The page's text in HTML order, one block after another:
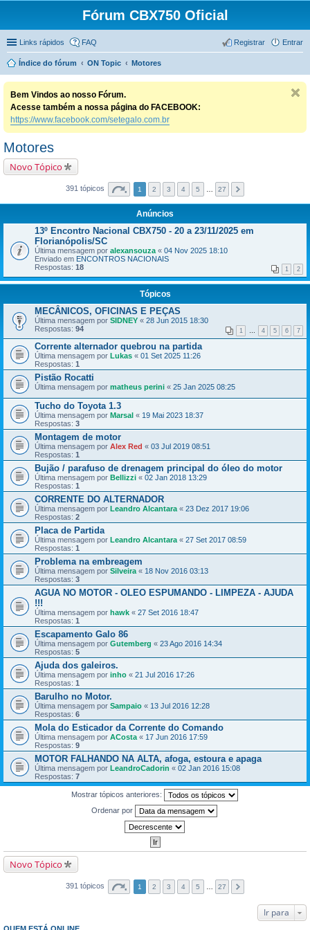
Fórum CBX750 Oficial
Links rápidos FAQ Entrar
Registrar
Índice do fórum ON Topic Motores
Bem Vindos ao nosso Fórum.
Acesse também a nossa página do FACEBOOK:
https://www.facebook.com/setegalo.com.br
Motores
Novo Tópico
391 tópicos 1 2 3 4 5 27
Anúncios
13º Encontro Nacional CBX750 - 20 a 23/11/2025 em
Florianópolis/SC
Última mensagem por alexansouza « 04 Nov 2025 18:10
Enviado em ENCONTROS NACIONAIS
Respostas: 18 1 2
Tópicos
MECÂNICOS, OFICINAS E PEÇAS
Última mensagem por SIDNEY « 28 Jun 2015 18:30
Respostas: 94 1 … 4 5 6 7
Corrente alternador quebrou na partida
Última mensagem por Lukas « 01 Set 2025 11:26
Respostas: 1
Pistão Rocatti
Última mensagem por matheus perini « 25 Jan 2025 08:25
Tucho do Toyota 1.3
Última mensagem por Marsal « 19 Mai 2023 18:37
Respostas: 3
Montagem de motor
Última mensagem por Alex Red « 03 Jul 2019 08:51
Respostas: 1
Bujão / parafuso de drenagem principal do óleo do motor
Última mensagem por Bellizzi « 02 Jan 2018 13:29
Respostas: 1
CORRENTE DO ALTERNADOR
Última mensagem por Leandro Alcantara « 23 Dez 2017 19:06
Respostas: 2
Placa de Partida
Última mensagem por Leandro Alcantara « 27 Set 2017 08:59
Respostas: 1
Problema na embreagem
Última mensagem por Silveira « 18 Nov 2016 03:13
Respostas: 3
AGUA NO MOTOR - OLEO ESPUMANDO - LIMPEZA - AJUDA
!!!
Última mensagem por hawk « 27 Set 2016 18:47
Respostas: 1
Escapamento Galo 86
Última mensagem por Gutemberg « 23 Ago 2016 14:34
Respostas: 5
Ajuda dos galeiros.
Última mensagem por inho « 21 Jul 2016 17:26
Respostas: 1
Barulho no Motor.
Última mensagem por Sampaio « 13 Jul 2016 12:28
Respostas: 6
Mola do Esticador da Corrente do Comando
Última mensagem por ACosta « 17 Jun 2016 17:59
Respostas: 9
MOTOR FALHANDO NA ALTA, afoga, estoura e apaga
Última mensagem por LeandroCadorin « 02 Jan 2016 15:08
Respostas: 7
Mostrar tópicos anteriores:
Ordenar por
Novo Tópico
391 tópicos 1 2 3 4 5 27
Ir para